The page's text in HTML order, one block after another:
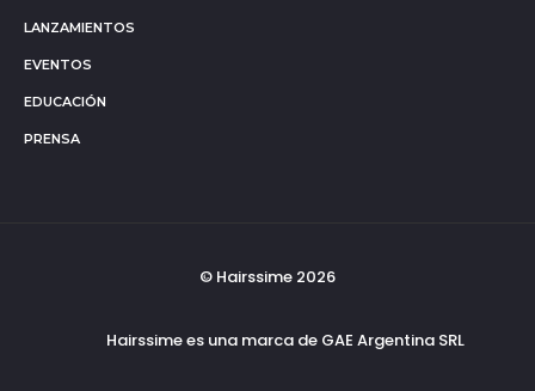
LANZAMIENTOS
EVENTOS
EDUCACIÓN
PRENSA
© Hairssime 2026
Hairssime es una marca de GAE Argentina SRL